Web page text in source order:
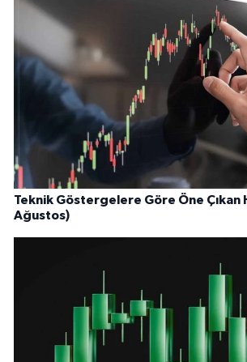
Teknik Göstergelere Göre Öne Çıkan
Ağustos)